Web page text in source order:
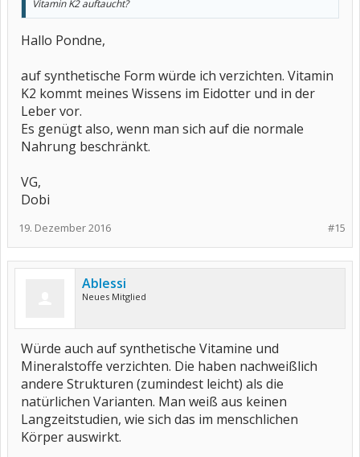
Vitamin K2 auftaucht?
Hallo Pondne,
auf synthetische Form würde ich verzichten. Vitamin
K2 kommt meines Wissens im Eidotter und in der
Leber vor.
Es genügt also, wenn man sich auf die normale
Nahrung beschränkt.
VG,
Dobi
#15
19. Dezember 2016
Ablessi
Neues Mitglied
Würde auch auf synthetische Vitamine und
Mineralstoffe verzichten. Die haben nachweißlich
andere Strukturen (zumindest leicht) als die
natürlichen Varianten. Man weiß aus keinen
Langzeitstudien, wie sich das im menschlichen
Körper auswirkt.